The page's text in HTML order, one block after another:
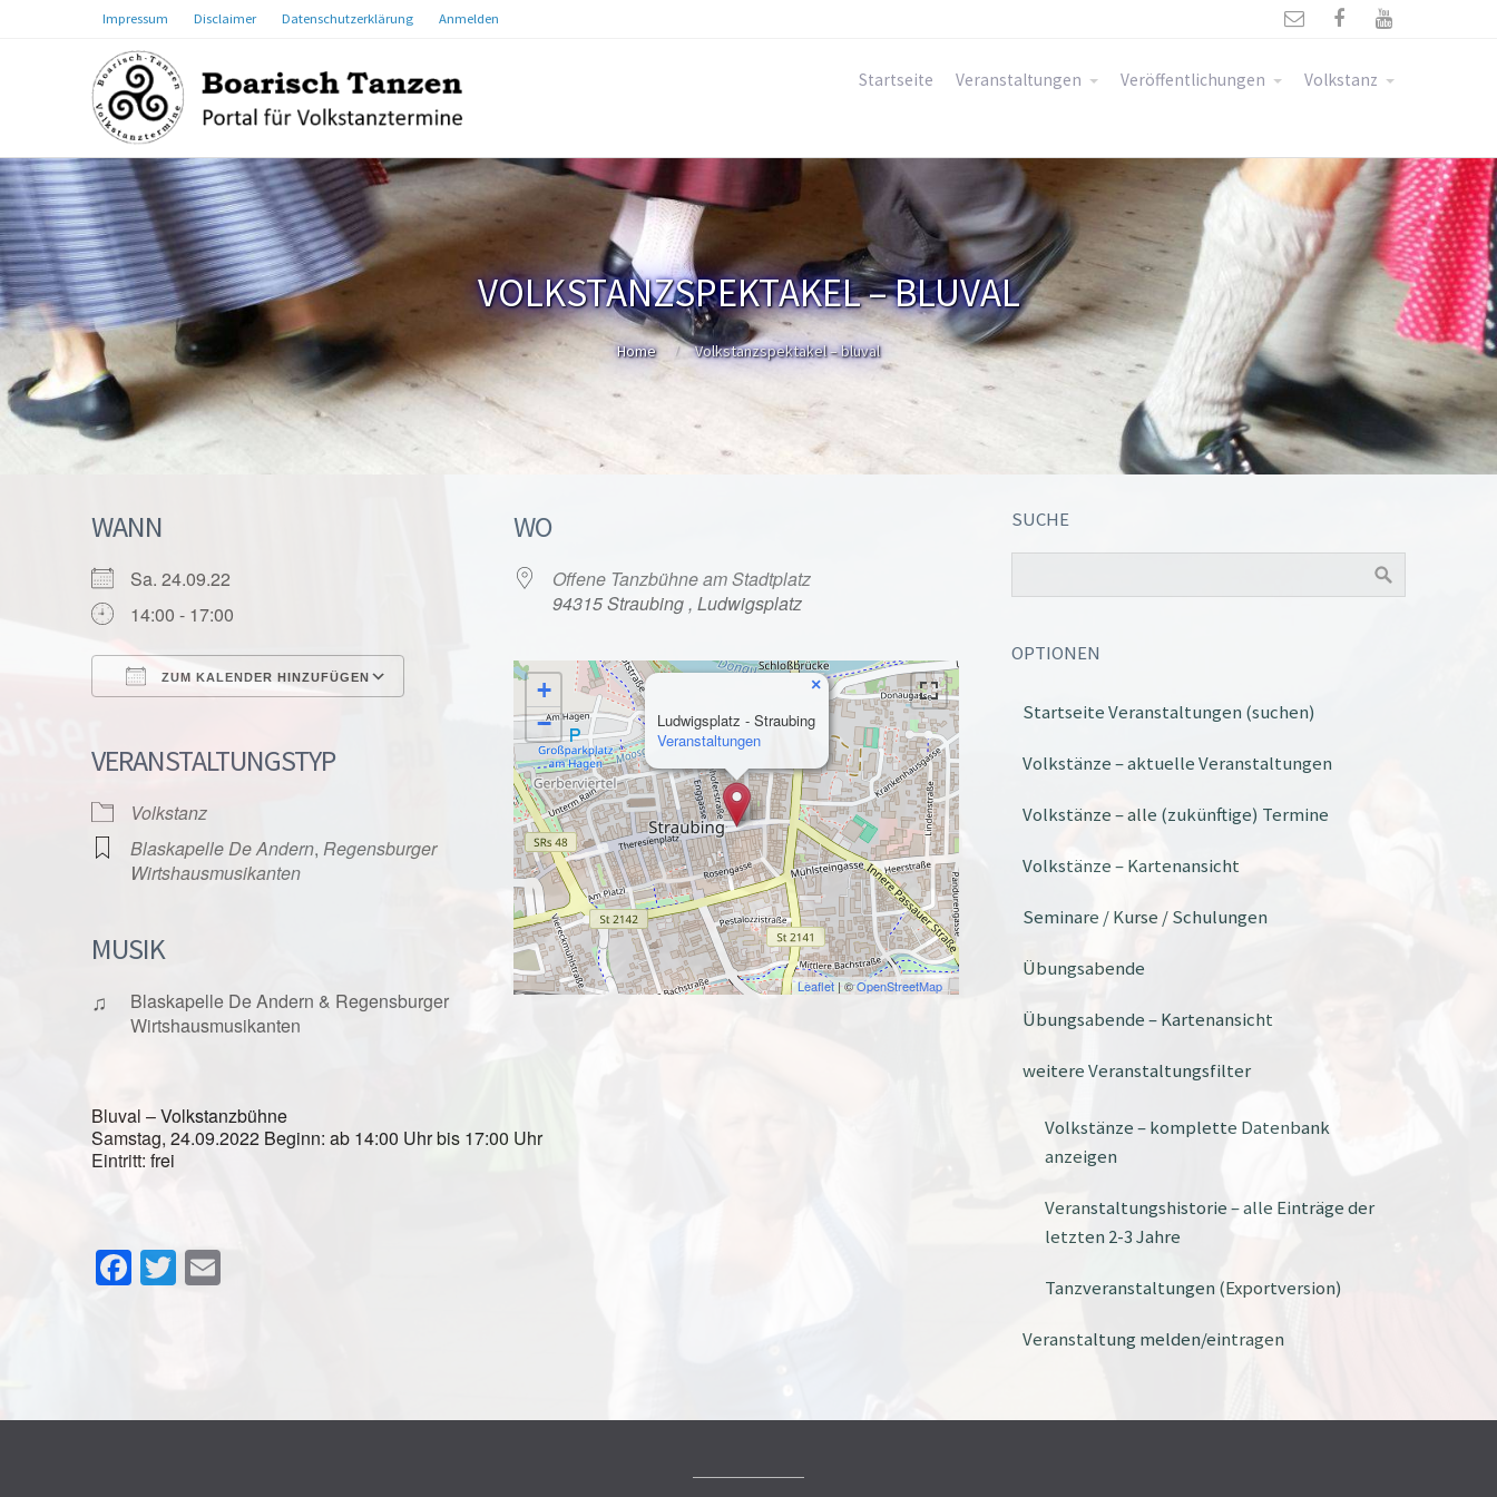
Impressum Disclaimer Datenschutzerklärung Anmelden   
Startseite Veranstaltungen Veröffentlichungen Volkstanz
VOLKSTANZSPEKTAKEL – BLUVAL
Home Volkstanzspektakel – bluval
WANN
Sa. 24.09.22
14:00 - 17:00
ZUM KALENDER HINZUFÜGEN
Google Kalender iCalendar Office 365 Outlook Live
VERANSTALTUNGSTYP
Volkstanz
Blaskapelle De Andern, Regensburger
Wirtshausmusikanten
MUSIK
♫
Blaskapelle De Andern & Regensburger
Wirtshausmusikanten
WO
Offene Tanzbühne am Stadtplatz
94315 Straubing , Ludwigsplatz
Ludwigsplatz - Straubing
Veranstaltungen
×
+
−
Leaflet| ©OpenStreetMap
Bluval – Volkstanzbühne
Samstag, 24.09.2022 Beginn: ab 14:00 Uhr bis 17:00 Uhr
Eintritt: frei
Facebook
Twitter
SUCHE
OPTIONEN
Startseite Veranstaltungen (suchen)
Volkstänze – aktuelle Veranstaltungen
Volkstänze – alle (zukünftige) Termine
Volkstänze – Kartenansicht
Seminare / Kurse / Schulungen
Übungsabende
Übungsabende – Kartenansicht
weitere Veranstaltungsfilter
Volkstänze – komplette Datenbank
anzeigen
Veranstaltungshistorie – alle Einträge der
letzten 2-3 Jahre
Tanzveranstaltungen (Exportversion)
Veranstaltung melden/eintragen